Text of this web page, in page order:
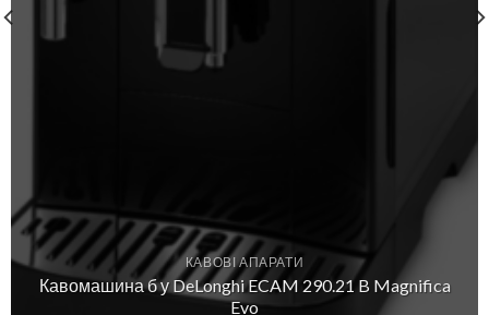
КАВОВІ АПАРАТИ
Кавомашина б у DeLonghi ECAM 290.21 B Magnifica
Evo